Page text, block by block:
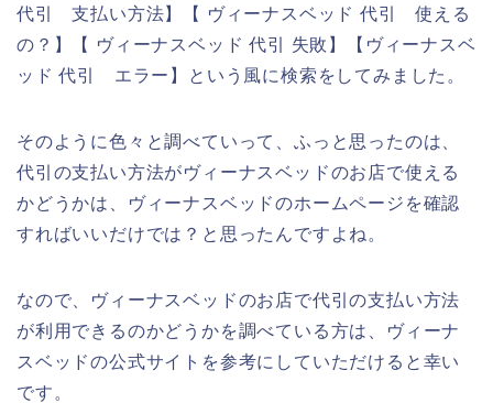
代引 支払い方法】【 ヴィーナスベッド 代引 使える
の？】【 ヴィーナスベッド 代引 失敗】【ヴィーナスベ
ッド 代引 エラー】という風に検索をしてみました。
そのように色々と調べていって、ふっと思ったのは、
代引の支払い方法がヴィーナスベッドのお店で使える
かどうかは、ヴィーナスベッドのホームページを確認
すればいいだけでは？と思ったんですよね。
なので、ヴィーナスベッドのお店で代引の支払い方法
が利用できるのかどうかを調べている方は、ヴィーナ
スベッドの公式サイトを参考にしていただけると幸い
です。